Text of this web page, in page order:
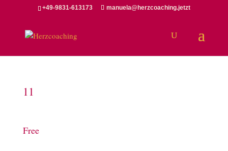
+49-9831-613173 manuela@herzcoaching.jetzt
11
Free